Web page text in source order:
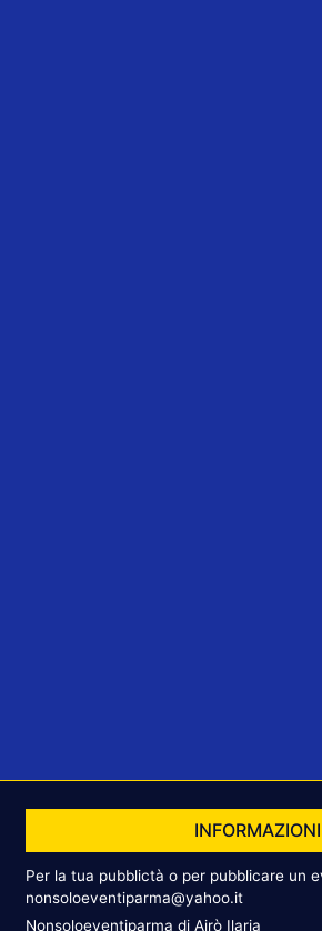
INFORMAZIONI
Per la tua pubblictà o per pubblicare un
nonsoloeventiparma@yahoo.it
Nonsoloeventiparma di Airò Ilaria